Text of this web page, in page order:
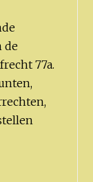
de
77a.